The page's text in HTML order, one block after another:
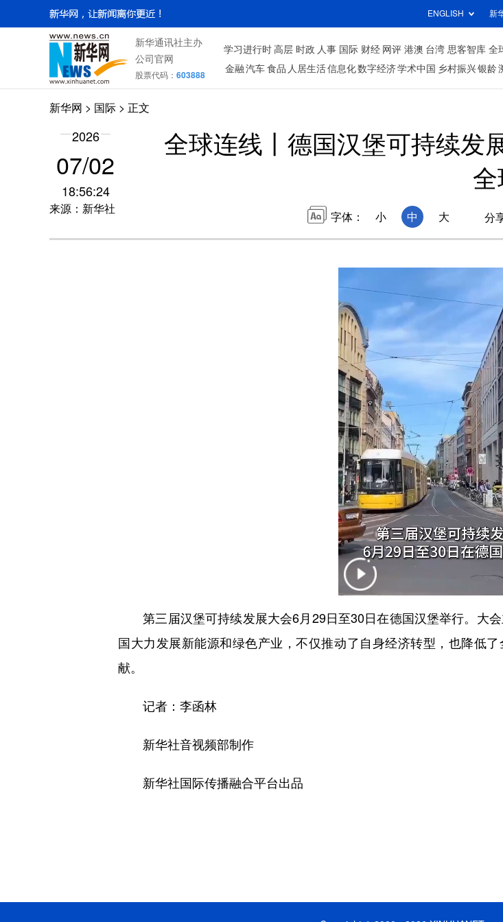
ENGLISH 新
新华通讯社主办
公司官网
股票代码： 603888
学习进行时 高层 时政 人事 国际 财经 网评 港澳 台湾 思客智库 全
金融 汽车 食品 人居生活信息化数字经济学术中国 乡村振兴银龄
新华网 > 国际 > 正文
2026
07/02
18:56:24
来源：新华社
全球连线丨德国汉堡可持续发
全
字体： 小 中 大 分
第三届汉堡可持续发展大会6月29日至30日在德国汉堡举行。大会
国大力发展新能源和绿色产业，不仅推动了自身经济转型，也降低
献。
记者：李函林
新华社音视频部制作
新华社国际传播融合平台出品